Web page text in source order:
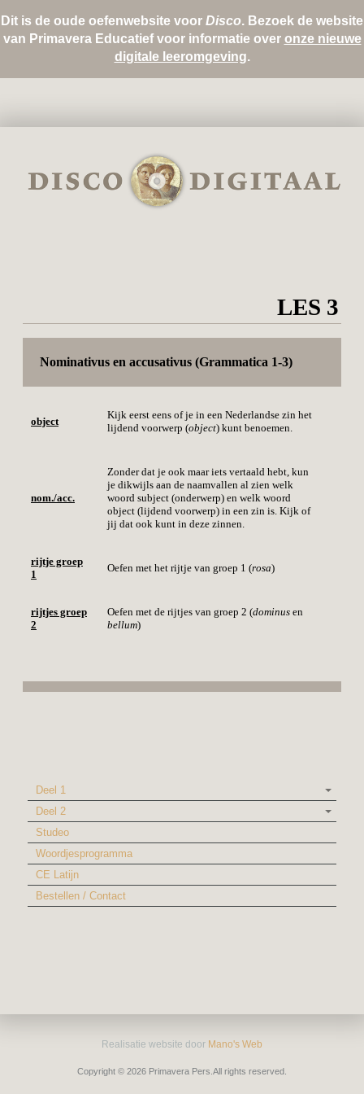
Dit is de oude oefenwebsite voor Disco. Bezoek de website
van Primavera Educatief voor informatie over onze nieuwe
digitale leeromgeving.
Deel 1
Deel 2
Studeo
Woordjesprogramma
CE Latijn
Bestellen / Contact
Realisatie website door Mano's Web
Copyright © 2026 Primavera Pers.All rights reserved.